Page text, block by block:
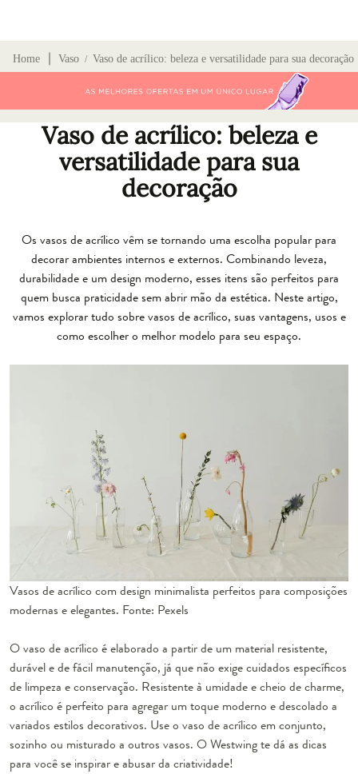
Home Vaso / Vaso de acrílico: beleza e versatilidade para sua decoração
Vaso de acrílico: beleza e
versatilidade para sua
decoração
Os vasos de acrílico vêm se tornando uma escolha popular para
decorar ambientes internos e externos. Combinando leveza,
durabilidade e um design moderno, esses itens são perfeitos para
quem busca praticidade sem abrir mão da estética. Neste artigo,
vamos explorar tudo sobre vasos de acrílico, suas vantagens, usos e
como escolher o melhor modelo para seu espaço.
Vasos de acrílico com design minimalista perfeitos para composições
modernas e elegantes. Fonte: Pexels
O vaso de acrílico é elaborado a partir de um material resistente,
durável e de fácil manutenção, já que não exige cuidados específicos
de limpeza e conservação. Resistente à umidade e cheio de charme,
o acrílico é perfeito para agregar um toque moderno e descolado a
variados estilos decorativos. Use o vaso de acrílico em conjunto,
sozinho ou misturado a outros vasos. O Westwing te dá as dicas
para você se inspirar e abusar da criatividade!